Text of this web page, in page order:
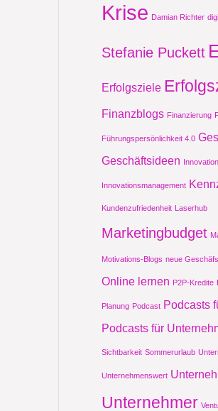
Krise Damian Richter
Stefanie Puckett
Erfolgsziele
Finanzblogs Finanzierung
Führungspersönlichkeit 4.0
Geschäftsideen
Innovationsmanagement
Kundenzufriedenheit Laserhub
Marketingbudget
Motivations-Blogs neue
Online lernen P2P-Kredite
Planung Podcast Podcasts
Podcasts für
Sichtbarkeit Sommerurlaub
Unternehmenswert
Unternehmer